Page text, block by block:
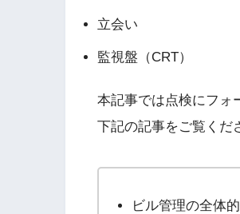
立会い
監視盤（CRT）
本記事では点検にフォ
下記の記事をご覧くだ
ビル管理の全体